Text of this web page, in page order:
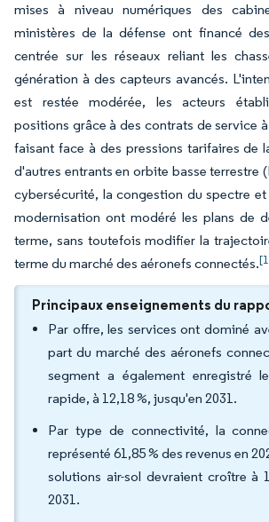
mises à niveau numériques des
ministères de la défense ont financé
centrée sur les réseaux reliant les
génération à des capteurs avancés.
est restée modérée, les acteurs
positions grâce à des contrats de service
faisant face à des pressions tarifaires de
d'autres entrants en orbite basse terrestre
cybersécurité, la congestion du spectre
modernisation ont modéré les plans de
terme, sans toutefois modifier la
terme du marché des aéronefs connectés.
Principaux enseignements du
Par offre, les services ont dominé
part du marché des aéronefs
segment a également enregistré
rapide, à 12,18 %, jusqu'en 2031.
Par type de connectivité, la
représenté 61,85 % des revenus en
solutions air-sol devraient croître à
2031.